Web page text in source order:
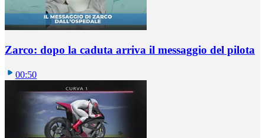
Zarco: dopo la caduta arriva il messaggio del pilota
00:50